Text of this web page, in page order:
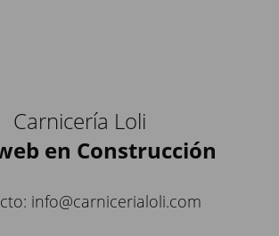
Carnicería Loli
en Construcción
info@carnicerialoli.com